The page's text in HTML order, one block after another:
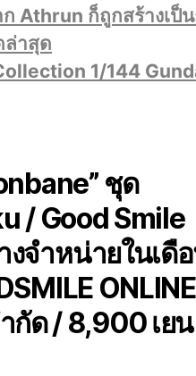
Athrun ก็ถูกสร้างเป็
ล่าสุด
1/144
ชุด
/ Good Smile
จำหน่ายในเดื
ONLINE
กัด /8,900 เยน